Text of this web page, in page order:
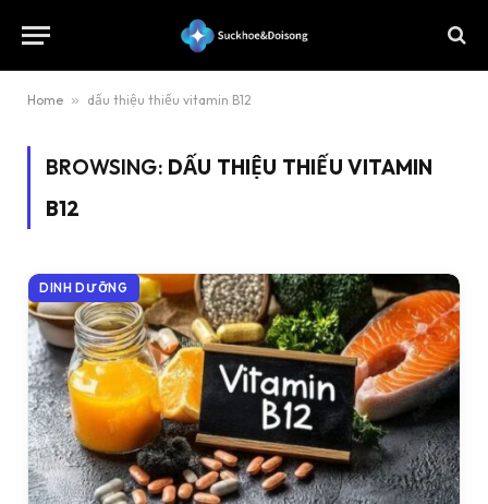
Home » dấu thiệu thiếu vitamin B12
BROWSING: DẤU THIỆU THIẾU VITAMIN
B12
DINH DƯỠNG